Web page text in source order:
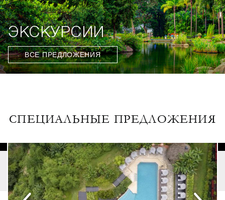
ЭКСКУРСИИ
ВСЕ ПРЕДЛОЖЕНИЯ
СПЕЦИАЛЬНЫЕ ПРЕДЛОЖЕНИЯ